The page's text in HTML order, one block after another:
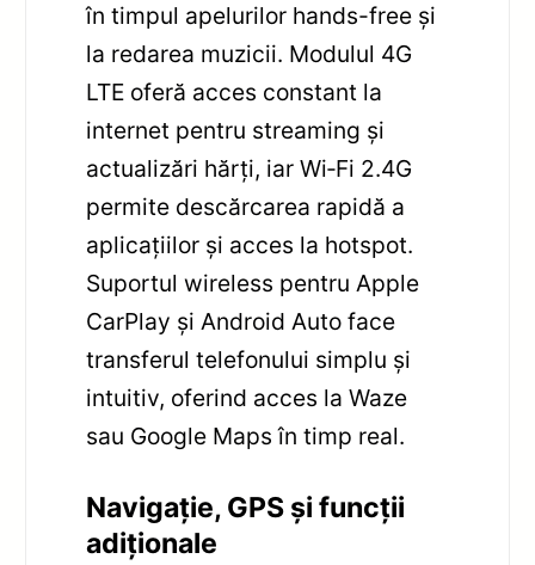
în timpul apelurilor hands-free și
la redarea muzicii. Modulul 4G
LTE oferă acces constant la
internet pentru streaming și
actualizări hărți, iar Wi‑Fi 2.4G
permite descărcarea rapidă a
aplicațiilor și acces la hotspot.
Suportul wireless pentru Apple
CarPlay și Android Auto face
transferul telefonului simplu și
intuitiv, oferind acces la Waze
sau Google Maps în timp real.
Navigație, GPS și funcții
adiționale